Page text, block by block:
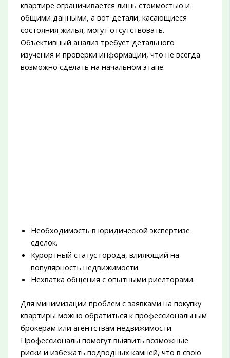
квартире ограничивается лишь стоимостью и
общими данными, а вот детали, касающиеся
состояния жилья, могут отсутствовать.
Объективный анализ требует детального
изучения и проверки информации, что не всегда
возможно сделать на начальном этапе.
Необходимость в юридической экспертизе
сделок.
Курортный статус города, влияющий на
популярность недвижимости.
Нехватка общения с опытными риелторами.
Для минимизации проблем с заявками на покупку
квартиры можно обратиться к профессиональным
брокерам или агентствам недвижимости.
Профессионалы помогут выявить возможные
риски и избежать подводных камней, что в свою